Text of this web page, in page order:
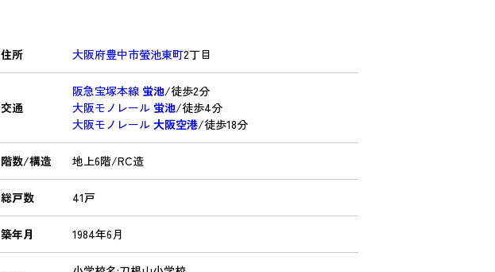
住所 大阪府豊中市螢池東町2丁目
交通
阪急宝塚本線 蛍池/徒歩2分
大阪モノレール 蛍池/徒歩4分
大阪モノレール 大阪空港/徒歩18分
階数/構造 地上6階/RC造
総戸数 41戸
築年月 1984年6月